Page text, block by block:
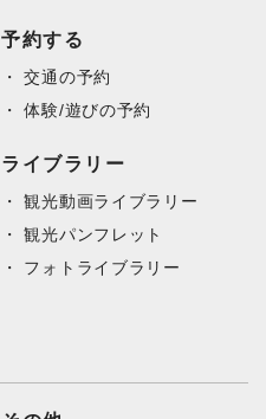
予約する
交通の予約
体験/遊びの予約
ライブラリー
観光動画ライブラリー
観光パンフレット
フォトライブラリー